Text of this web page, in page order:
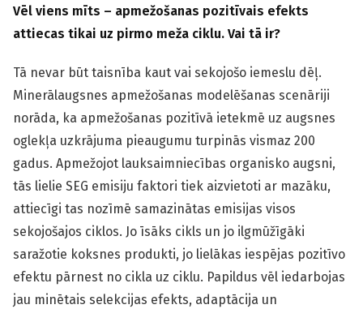
Vēl viens mīts – apmežošanas pozitīvais efekts
attiecas tikai uz pirmo meža ciklu. Vai tā ir?
Tā nevar būt taisnība kaut vai sekojošo iemeslu dēļ.
Minerālaugsnes apmežošanas modelēšanas scenāriji
norāda, ka apmežošanas pozitīvā ietekmē uz augsnes
oglekļa uzkrājuma pieaugumu turpinās vismaz 200
gadus. Apmežojot lauksaimniecības organisko augsni,
tās lielie SEG emisiju faktori tiek aizvietoti ar mazāku,
attiecīgi tas nozīmē samazinātas emisijas visos
sekojošajos ciklos. Jo īsāks cikls un jo ilgmūžīgāki
saražotie koksnes produkti, jo lielākas iespējas pozitīvo
efektu pārnest no cikla uz ciklu. Papildus vēl iedarbojas
jau minētais selekcijas efekts, adaptācija un